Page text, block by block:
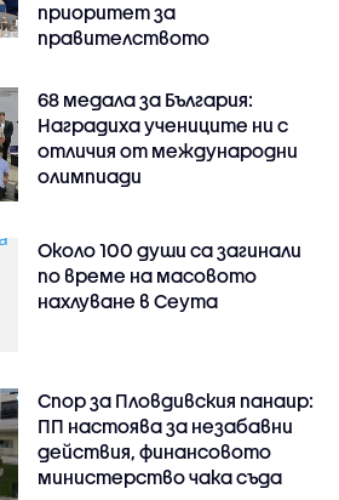
приоритет за
правителството
68 медала за България:
Наградиха учениците ни с
отличия от международни
олимпиади
Около 100 души са загинали
по време на масовото
нахлуване в Сеута
Спор за Пловдивския панаир:
ПП настоява за незабавни
действия, финансовото
министерство чака съда